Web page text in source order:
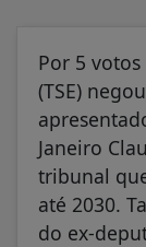
Por 5
(TSE)
Janeiro
tribunal
até 2030.
do ex-